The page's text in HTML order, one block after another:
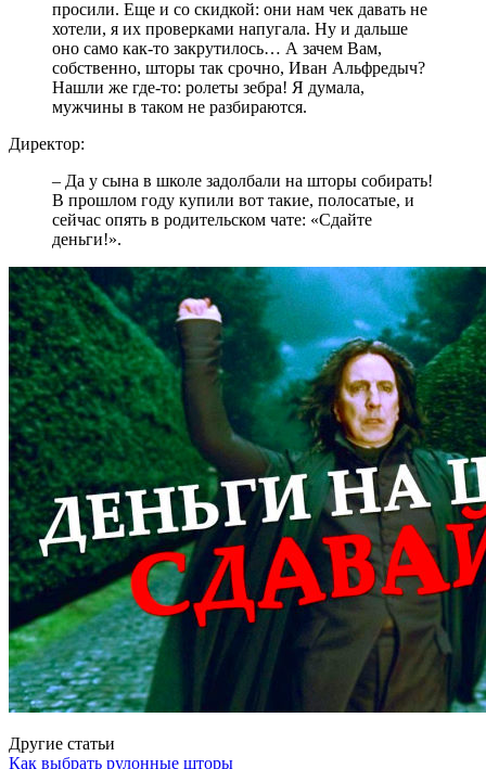
просили. Еще и со скидкой: они нам чек давать не
хотели, я их проверками напугала. Ну и дальше
оно само как-то закрутилось… А зачем Вам,
собственно, шторы так срочно, Иван Альфредыч?
Нашли же где-то: ролеты зебра! Я думала,
мужчины в таком не разбираются.
Директор:
– Да у сына в школе задолбали на шторы собирать!
В прошлом году купили вот такие, полосатые, и
сейчас опять в родительском чате: «Сдайте
деньги!».
Другие статьи
Как выбрать рулонные шторы